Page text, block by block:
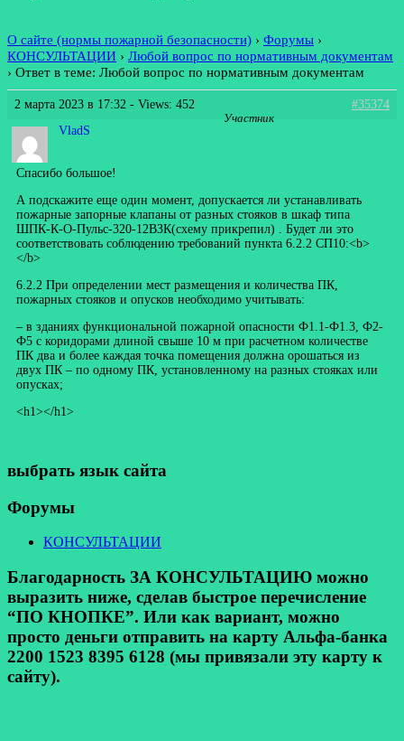
О сайте (нормы пожарной безопасности) › Форумы ›
КОНСУЛЬТАЦИИ › Любой вопрос по нормативным документам
› Ответ в теме: Любой вопрос по нормативным документам
2 марта 2023 в 17:32 - Views: 452
#35374
VladS
Участник
Спасибо большое!
А подскажите еще один момент, допускается ли устанавливать
пожарные запорные клапаны от разных стояков в шкаф типа
ШПК-К-О-Пульс-320-12ВЗК(схему прикрепил) . Будет ли это
соответствовать соблюдению требований пункта 6.2.2 СП10:<b>
</b>
6.2.2 При определении мест размещения и количества ПК,
пожарных стояков и опусков необходимо учитывать:
– в зданиях функциональной пожарной опасности Ф1.1-Ф1.3, Ф2-
Ф5 с коридорами длиной свыше 10 м при расчетном количестве
ПК два и более каждая точка помещения должна орошаться из
двух ПК – по одному ПК, установленному на разных стояках или
опусках;
<h1></h1>
выбрать язык сайта
Форумы
КОНСУЛЬТАЦИИ
Благодарность ЗА КОНСУЛЬТАЦИЮ можно
выразить ниже, сделав быстрое перечисление
“ПО КНОПКЕ”. Или как вариант, можно
просто деньги отправить на карту Альфа-банка
2200 1523 8395 6128 (мы привязали эту карту к
сайту).